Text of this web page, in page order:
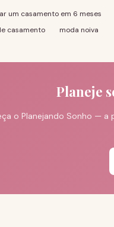
um casamento em 6 meses
casamento
moda noiva
Planeje
o Planejando Sonho —